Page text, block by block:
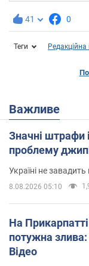
41 0
Теги Редакційна
Важливе
Значні штрафи
проблему
Україні не
8.08.2026 05:10
На
потужна злива:
Відео